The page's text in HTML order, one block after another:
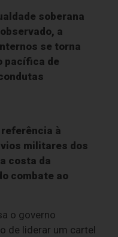
soberana
a
se torna
pacífica de
à
militares dos
costa da
combate ao
o governo
de liderar um cartel